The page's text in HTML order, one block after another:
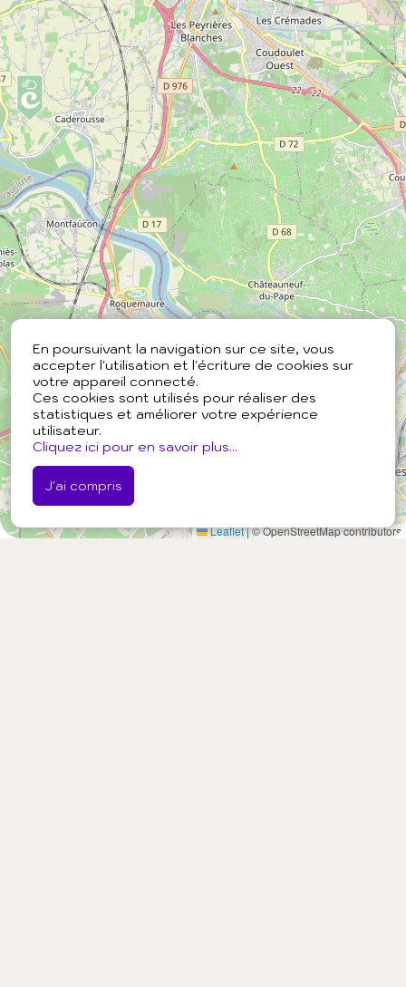
En poursuivant la navigation sur ce site, vous
accepter l'utilisation et l'écriture de cookies sur
votre appareil connecté.
Ces cookies sont utilisés pour réaliser des
statistiques et améliorer votre expérience
utilisateur.
Cliquez ici pour en savoir plus...
J'ai compris
Leaflet|© OpenStreetMap contributors